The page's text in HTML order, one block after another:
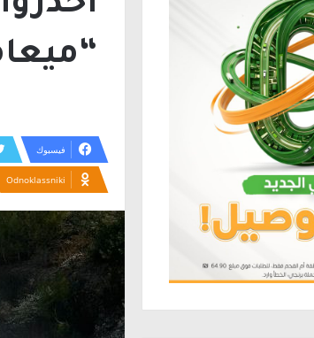
فيسبوك
Odnoklassniki